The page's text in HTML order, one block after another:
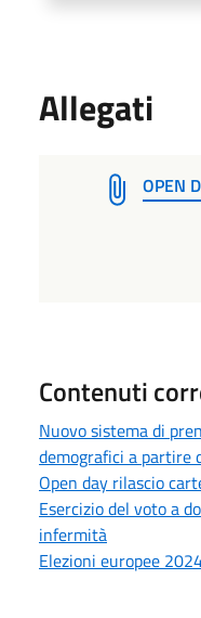
Allegati
OPEN
Contenuti
Nuovo sistema di
demografici a partire
Open day rilascio
Esercizio del voto a
infermità
Elezioni europee